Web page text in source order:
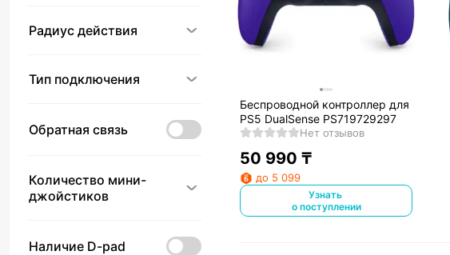
Радиус действия
Тип подключения
Обратная связь
Количество мини-
джойстиков
Наличие D-pad
Беспроводной контроллер для
PS5 DualSense PS719729297
Нет отзывов
50 990 ₸
до 5 099
Узнать
о поступлении